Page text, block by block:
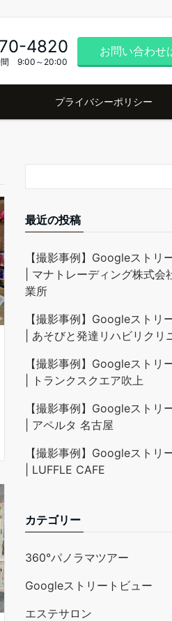
4820
間 9:00～20:00
お問い合わせ
プライバシーポリシー
最近の投稿
【撮影事例】Googleストリ
| マナトレーディング株式会
業所
【撮影事例】Googleストリ
| あそびと発達リハビリクリ
【撮影事例】Googleストリ
| トランクスクエア吹上
【撮影事例】Googleストリ
| アペルタ 名古屋
【撮影事例】Googleストリ
| LUFFLE CAFE
カテゴリー
360°パノラマツアー
Googleストリートビュー
エステサロン